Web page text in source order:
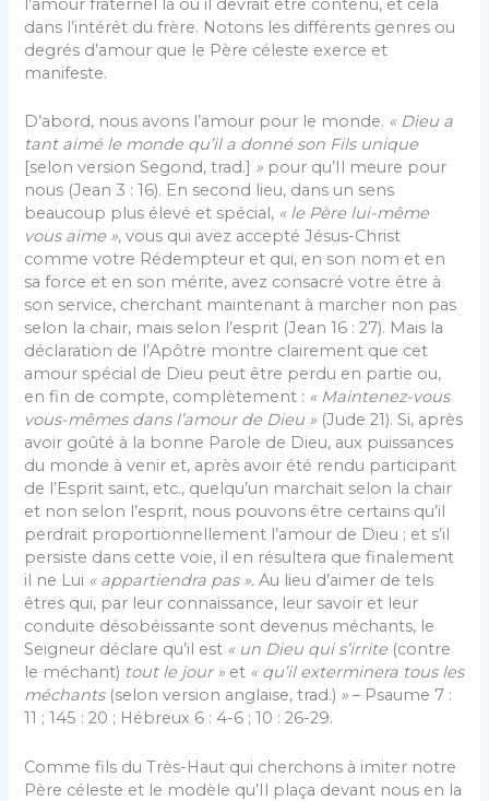
l’amour fraternel là où il devrait être contenu, et cela
dans l’intérêt du frère. Notons les différents genres ou
degrés d’amour que le Père céleste exerce et
manifeste.
D’abord, nous avons l’amour pour le monde. « Dieu a
tant aimé le monde qu’il a donné son Fils unique
[selon version Segond, trad.] » pour qu’Il meure pour
nous (Jean 3 : 16). En second lieu, dans un sens
beaucoup plus élevé et spécial, « le Père lui-même
vous aime », vous qui avez accepté Jésus-Christ
comme votre Rédempteur et qui, en son nom et en
sa force et en son mérite, avez consacré votre être à
son service, cherchant maintenant à marcher non pas
selon la chair, mais selon l’esprit (Jean 16 : 27). Mais la
déclaration de l’Apôtre montre clairement que cet
amour spécial de Dieu peut être perdu en partie ou,
en fin de compte, complètement : « Maintenez-vous
vous-mêmes dans l’amour de Dieu » (Jude 21). Si, après
avoir goûté à la bonne Parole de Dieu, aux puissances
du monde à venir et, après avoir été rendu participant
de l’Esprit saint, etc., quelqu’un marchait selon la chair
et non selon l’esprit, nous pouvons être certains qu’il
perdrait proportionnellement l’amour de Dieu ; et s’il
persiste dans cette voie, il en résultera que finalement
il ne Lui « appartiendra pas ». Au lieu d’aimer de tels
êtres qui, par leur connaissance, leur savoir et leur
conduite désobéissante sont devenus méchants, le
Seigneur déclare qu’il est « un Dieu qui s’irrite (contre
le méchant) tout le jour » et « qu’il exterminera tous les
méchants (selon version anglaise, trad.) » – Psaume 7 :
11 ; 145 : 20 ; Hébreux 6 : 4-6 ; 10 : 26-29.
Comme fils du Très-Haut qui cherchons à imiter notre
Père céleste et le modèle qu’Il plaça devant nous en la